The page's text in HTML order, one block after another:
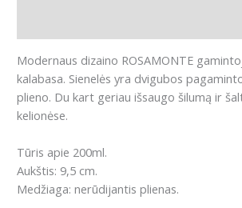
Modernaus dizaino ROSAMONTE
kalabasa. Sienelės yra dvigubos
plieno. Du kart geriau išsaugo šilumą ir
kelionėse.
Tūris apie 200ml.
Aukštis: 9,5 cm.
Medžiaga: nerūdijantis plienas.